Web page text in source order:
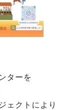
ターを
ェクトにより